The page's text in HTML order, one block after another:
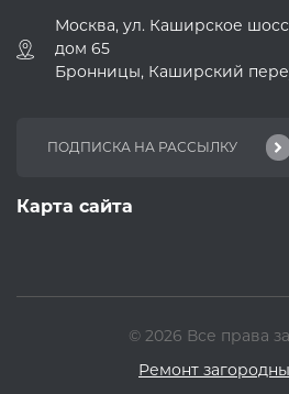
Москва, ул. Каширское
дом 65
Бронницы, Каширский
Карта сайта
© 2026 Все права
Ремонт